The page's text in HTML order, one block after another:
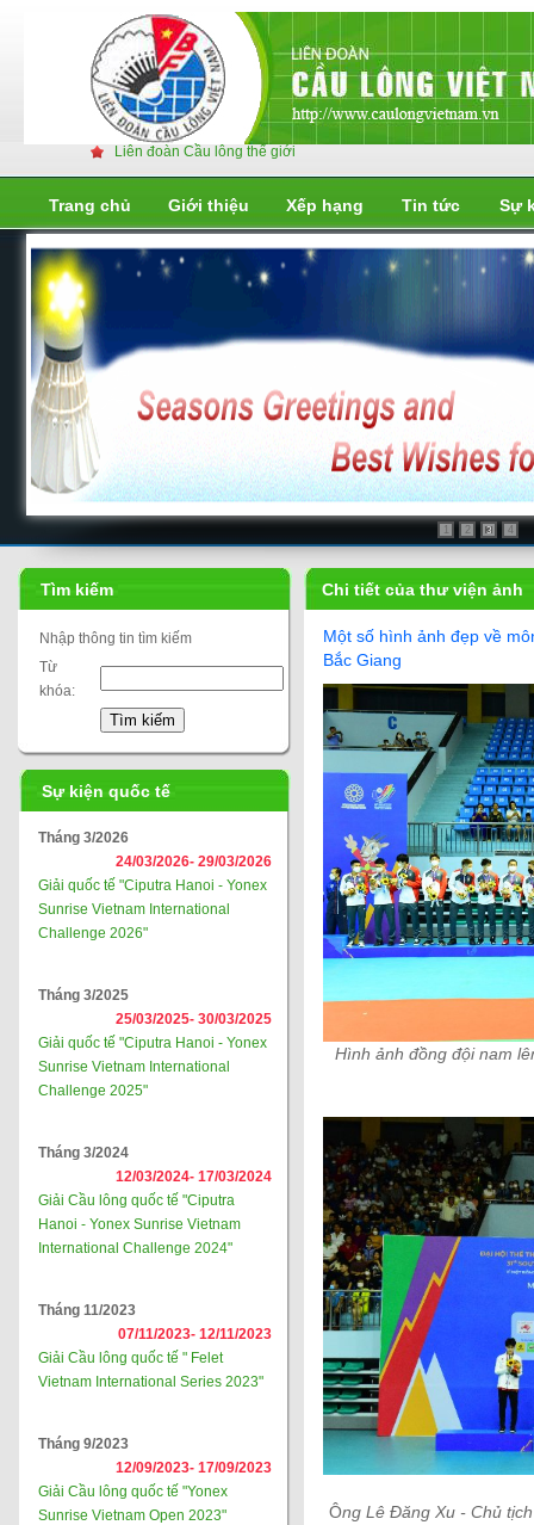
Liên đoàn Cầu lông thế giới
Trang chủ Giới thiệu Xếp hạng Tin tức Sự
Liên đoàn cầu lông thế giới
Liên đoàn cầu lông thế giới
1 2 3 4
Tìm kiếm
Nhập thông tin tìm kiếm
Từ
khóa:
Sự kiện quốc tế
Tháng 3/2026
24/03/2026- 29/03/2026
Giải quốc tế "Ciputra Hanoi - Yonex
Sunrise Vietnam International
Challenge 2026"
Tháng 3/2025
25/03/2025- 30/03/2025
Giải quốc tế "Ciputra Hanoi - Yonex
Sunrise Vietnam International
Challenge 2025"
Tháng 3/2024
12/03/2024- 17/03/2024
Giải Cầu lông quốc tế "Ciputra
Hanoi - Yonex Sunrise Vietnam
International Challenge 2024"
Tháng 11/2023
07/11/2023- 12/11/2023
Giải Cầu lông quốc tế " Felet
Vietnam International Series 2023"
Tháng 9/2023
12/09/2023- 17/09/2023
Giải Cầu lông quốc tế "Yonex
Sunrise Vietnam Open 2023"
Chi tiết của thư viện ảnh
Một số hình ảnh đẹp về
Bắc Giang
Hình ảnh đồng đội nam
Ông Lê Đăng Xu - Chủ